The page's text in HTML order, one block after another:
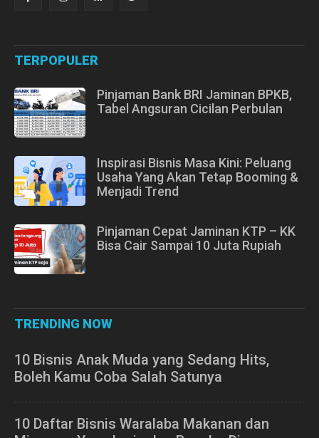
TERPOPULER
Pinjaman Bank BRI Jaminan BPKB,
Tabel Angsuran Cicilan Perbulan
Inspirasi Bisnis Masa Kini: Peluang
Usaha Yang Akan Tetap Booming &
Menjadi Trend
Pinjaman Cepat Jaminan KTP – KK
Bisa Cair Sampai 10 Juta Rupiah
TRENDING NOW
10 Bisnis Anak Muda yang Sedang Hits,
Boleh Kamu Coba Salah Satunya
10 Daftar Bisnis Waralaba Makanan dan